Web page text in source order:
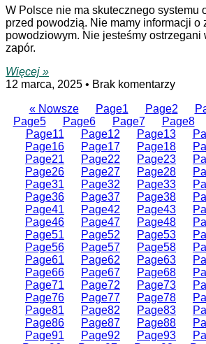
W Polsce nie ma skutecznego systemu
przed powodzią. Nie mamy informacji o
powodziowym. Nie jesteśmy ostrzegani
zapór.
Więcej »
12 marca, 2025
Brak komentarzy
« Nowsze Page1 Page2
Page5 Page6 Page7 Page8
Page11 Page12 Page13
Page16 Page17 Page18
Page21 Page22 Page23
Page26 Page27 Page28
Page31 Page32 Page33
Page36 Page37 Page38
Page41 Page42 Page43
Page46 Page47 Page48
Page51 Page52 Page53
Page56 Page57 Page58
Page61 Page62 Page63
Page66 Page67 Page68
Page71 Page72 Page73
Page76 Page77 Page78
Page81 Page82 Page83
Page86 Page87 Page88
Page91 Page92 Page93